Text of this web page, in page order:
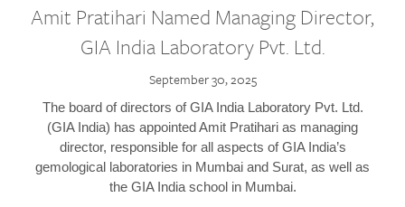
Amit Pratihari Named Managing Director,
GIA India Laboratory Pvt. Ltd.
September 30, 2025
The board of directors of GIA India Laboratory Pvt. Ltd.
(GIA India) has appointed Amit Pratihari as managing
director, responsible for all aspects of GIA India’s
gemological laboratories in Mumbai and Surat, as well as
the GIA India school in Mumbai.